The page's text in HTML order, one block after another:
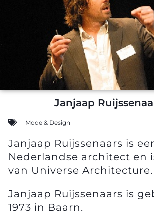
Janjaap Ruijssenaars is
Nederlandse architect en
van Universe Architecture.
Janjaap Ruijssenaars is
1973 in Baarn.
Janjaap
Mode & Design